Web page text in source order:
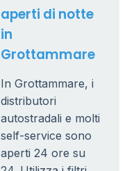
aperti di notte
in
Grottammare
In Grottammare, i
distributori
autostradali e molti
self-service sono
aperti 24 ore su